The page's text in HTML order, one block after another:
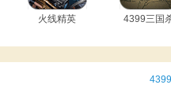
火线精英 4399三国